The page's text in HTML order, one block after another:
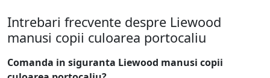
Intrebari frecvente despre Liewood
manusi copii culoarea portocaliu
Comanda in siguranta Liewood manusi copii